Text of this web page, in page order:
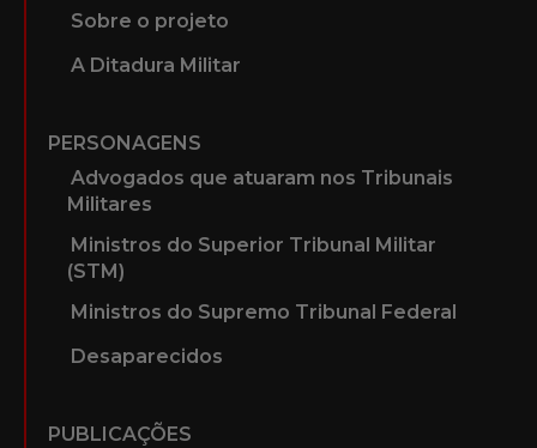
Sobre o projeto
A Ditadura Militar
PERSONAGENS
Advogados que atuaram nos Tribunais
Militares
Ministros do Superior Tribunal Militar
(STM)
Ministros do Supremo Tribunal Federal
Desaparecidos
PUBLICAÇÕES